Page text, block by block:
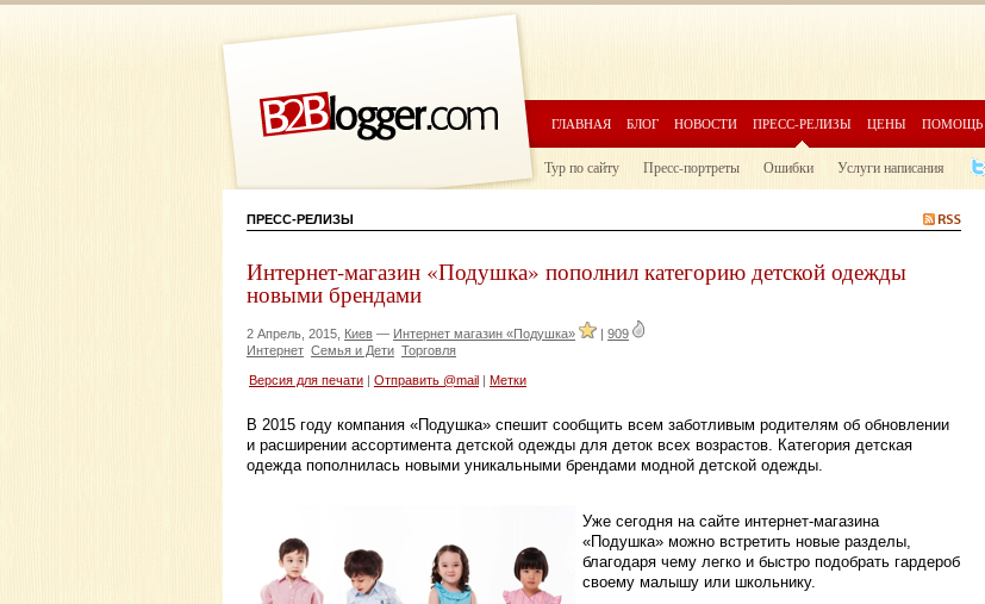
ГЛАВНАЯ БЛОГ НОВОСТИ ПРЕСС-РЕЛИЗЫ ЦЕНЫ ПОМОЩЬ
Тур по сайту Пресс-портреты Ошибки Услуги написания
ПРЕСС-РЕЛИЗЫ
Интернет-магазин «Подушка» пополнил категорию детской одежды
новыми брендами
2 Апрель, 2015, Киев — Интернет магазин «Подушка» | 909
Интернет Семья и Дети Торговля
Версия для печати Отправить @mail Метки
В 2015 году компания «Подушка» спешит сообщить всем заботливым родителям об обновлении
и расширении ассортимента детской одежды для деток всех возрастов. Категория детская
одежда пополнилась новыми уникальными брендами модной детской одежды.
Уже сегодня на сайте интернет-магазина
«Подушка» можно встретить новые разделы,
благодаря чему легко и быстро подобрать гардероб
своему малышу или школьнику.